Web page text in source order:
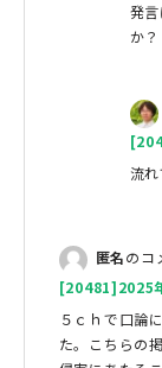
発
か？
流
匿名のコ
[20481]2025
５ｃｈで口論
た。こちらの